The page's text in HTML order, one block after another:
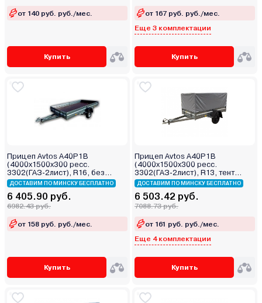
от 140 руб. руб./мес.
Купить
от 167 руб. руб./мес.
Еще 3 комплектации
Купить
Прицеп Avtos A40P1B
(4000х1500х300 ресс.
3302(ГАЗ-2лист), R16, без
тента)
ДОСТАВИМ ПО МИНСКУ БЕСПЛАТНО
6 405.90 руб.
6982.43 руб.
от 158 руб. руб./мес.
Купить
Прицеп Avtos A40P1B
(4000х1500х300 ресс.
3302(ГАЗ-2лист), R13, тент
800мм)
ДОСТАВИМ ПО МИНСКУ БЕСПЛАТНО
6 503.42 руб.
7088.73 руб.
от 161 руб. руб./мес.
Еще 4 комплектации
Купить